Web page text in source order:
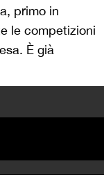
primo in
le competizioni
È già